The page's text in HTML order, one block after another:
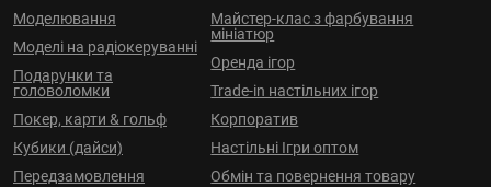
Моделювання
Моделі на радіокеруванні
Подарунки та
головоломки
Покер, карти & гольф
Кубики (дайси)
Передзамовлення
Майстер-клас з фарбування
мініатюр
Оренда ігор
Trade-in настільних ігор
Корпоратив
Настільні Ігри оптом
Обмін та повернення товару